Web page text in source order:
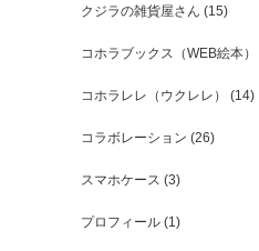
クジラの雑貨屋さん (15)
コホラブックス（WEB絵本）
コホラレレ（ウクレレ） (14)
コラボレーション (26)
スマホケース (3)
プロフィール (1)